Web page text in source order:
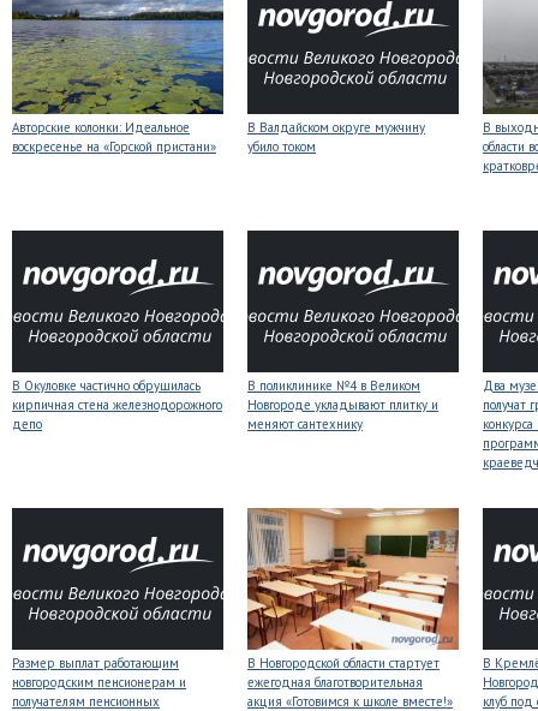
Авторские колонки: Идеальное
воскресенье на «Горской пристани»
В Валдайском округе мужчину
убило током
В
области
В Окуловке частично обрушилась
кирпичная стена железнодорожного
депо
В поликлинике №4 в Великом
Новгороде укладывают плитку и
меняют сантехнику
Два
получат
Размер выплат работающим
новгородским пенсионерам и
получателям пенсионных
В Новгородской области стартует
ежегодная благотворительная
акция «Готовимся к школе вместе!»
В
клуб